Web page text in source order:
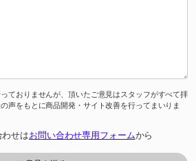
ておりませんが、頂いたご意見はスタッフがすべて拝
声をもとに商品開発・サイト改善を行ってまいりま
わせはお問い合わせ専用フォームから